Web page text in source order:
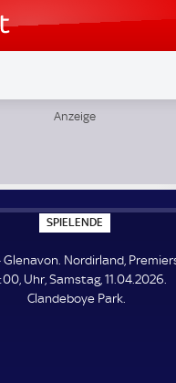
SPIELENDE
P
E
L
E
N
Glenavon. Nordirland,
Uhr, Samstag, 11.04.2026.
Clandeboye Park.